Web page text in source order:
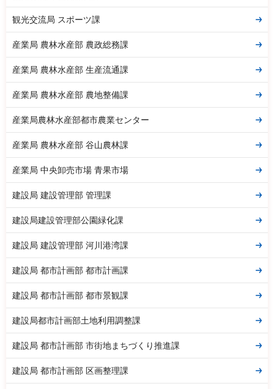
観光交流局 スポーツ課
産業局 農林水産部 農政総務課
産業局 農林水産部 生産流通課
産業局 農林水産部 農地整備課
産業局農林水産部都市農業センター
産業局 農林水産部 谷山農林課
産業局 中央卸売市場 青果市場
建設局 建設管理部 管理課
建設局建設管理部公園緑化課
建設局 建設管理部 河川港湾課
建設局 都市計画部 都市計画課
建設局 都市計画部 都市景観課
建設局都市計画部土地利用調整課
建設局 都市計画部 市街地まちづくり推進課
建設局 都市計画部 区画整理課